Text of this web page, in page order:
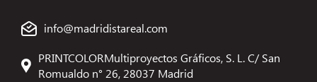
info@madridistareal.com
PRINTCOLORMultiproyectos Gráficos, S. L. C/ San
Romualdo n° 26, 28037 Madrid